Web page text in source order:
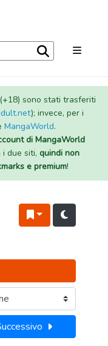
sono stati trasferiti
); invece, per i
MangaWorld.
di MangaWorld
i due siti, quindi non
e premium!